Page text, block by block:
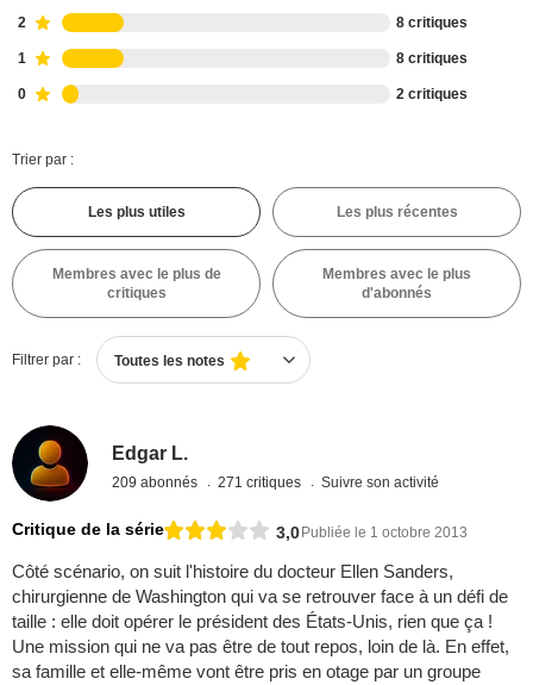
2 8 critiques
1 8 critiques
0 2 critiques
Trier par :
Les plus utiles Les plus récentes
Membres avec le plus de
critiques
Membres avec le plus
d'abonnés
Filtrer par : Toutes les notes
Edgar L.
209 abonnés 271 critiques Suivre son activité
Critique de la série 3,0Publiée le 1 octobre 2013
Côté scénario, on suit l'histoire du docteur Ellen Sanders,
chirurgienne de Washington qui va se retrouver face à un défi de
taille : elle doit opérer le président des États-Unis, rien que ça !
Une mission qui ne va pas être de tout repos, loin de là. En effet,
sa famille et elle-même vont être pris en otage par un groupe